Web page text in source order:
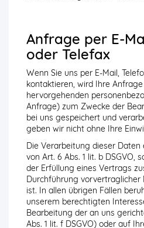
Anfrage per E-
oder Telefax
Wenn Sie uns per E-Mail,
kontaktieren, wird Ihre
hervorgehenden
Anfrage) zum Zwecke der
bei uns gespeichert und
geben wir nicht ohne Ihre
Die Verarbeitung dieser
von Art. 6 Abs. 1 lit. b DSGVO,
der Erfüllung eines Vertrags
Durchführung vorvertraglicher
ist. In allen übrigen Fällen
unserem berechtigten
Bearbeitung der an uns
Abs. 1 lit. f DSGVO) oder auf